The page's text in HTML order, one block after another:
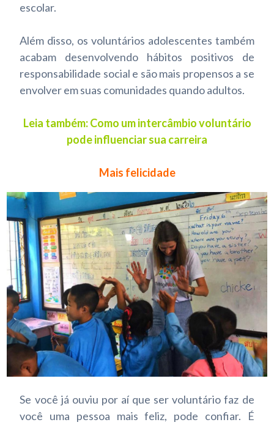
escolar.
Além disso, os voluntários adolescentes também
acabam desenvolvendo hábitos positivos de
responsabilidade social e são mais propensos a se
envolver em suas comunidades quando adultos.
Leia também: Como um intercâmbio voluntário
pode influenciar sua carreira
Mais felicidade
Se você já ouviu por aí que ser voluntário faz de
você uma pessoa mais feliz, pode confiar. É